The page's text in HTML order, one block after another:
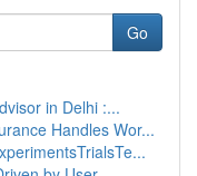
Go
in Delhi :...
Handles Wor...